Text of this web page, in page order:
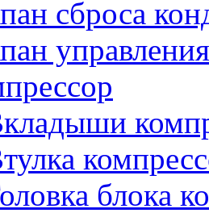
сброса
управления
блока